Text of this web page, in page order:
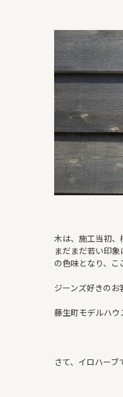
木は、施工当初
まだまだ若い印
の色味となり、こ
ジーンズ好きのお
藤生町モデルハウ
さて、イロハーブ